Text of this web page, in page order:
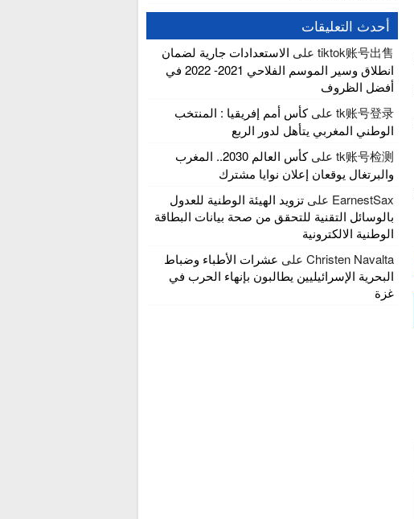
أحدث التعليقات
tiktok账号出售على الاستعدادات جارية لضمان
انطلاق وسير الموسم الفلاحي 2021- 2022 في
أفضل الظروف
tk账号登录علىكأس أمم إفريقيا : المنتخب
الوطني المغربي يتأهل لدور الربع
tk账号检测على
كأس العالم 2030.. المغرب
والبرتغال يوقعان إعلان نوايا مشترك
EarnestSax على تزويد الهيئة الوطنية للعدول
بالوسائل التقنية للتحقق من صحة بيانات البطاقة
الوطنية الالكترونية
Christen Navaltaعلى عشرات الأطباء وضباط
البحرية الإسرائيليين يطالبون بإنهاء الحرب في
غزة